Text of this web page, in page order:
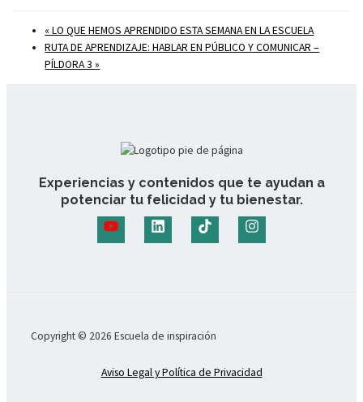
«LO QUE HEMOS APRENDIDO ESTA SEMANA EN LA ESCUELA
RUTA DE APRENDIZAJE: HABLAR EN PÚBLICO Y COMUNICAR –
PÍLDORA 3»
Experiencias y contenidos que te ayudan a
potenciar tu felicidad y tu bienestar.
Copyright © 2026 Escuela de inspiración
Aviso Legal y Política de Privacidad